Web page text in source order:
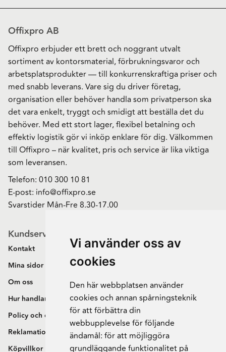
Vi använder oss av
cookies
Den här webbplatsen använder
cookies och annan spårningsteknik
för att förbättra din
webbupplevelse för följande
ändamål: för att möjliggöra
grundläggande funktionalitet på
Offixpro AB
Offixpro erbjuder ett brett och noggrant utvalt
sortiment av kontorsmaterial, förbrukningsvaror och
arbetsplatsprodukter — till konkurrenskraftiga priser och
med snabb leverans. Vare sig du driver företag,
organisation eller behöver handla som privatperson ska
det vara enkelt, tryggt och smidigt att beställa det du
behöver. Med ett stort lager, flexibel betalning och
effektiv logistik gör vi inköp enklare för dig. Välkommen
till Offixpro – när kvalitet, pris och service är lika viktiga
som leveransen.
Telefon: 010 300 10 81
E-post: info@offixpro.se
Svarstider Mån-Fre 8.30-17.00
Kundservice
Kontakt
Mina sidor
Om oss
Hur handlar jag?
Policy och cookies
Reklamation och retur
Köpvillkor